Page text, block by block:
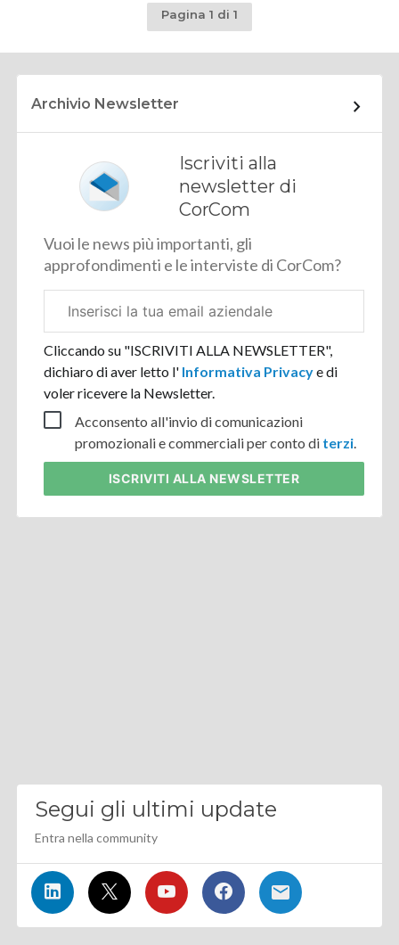
Pagina 1 di 1
Archivio Newsletter
Iscriviti alla
newsletter di
CorCom
Vuoi le news più importanti, gli
approfondimenti e le interviste di CorCom?
aziendale
Cliccando su "ISCRIVITI ALLA NEWSLETTER",
dichiaro di aver letto l' Informativa Privacye di
voler ricevere la Newsletter.
Acconsento all'invio di comunicazioni
promozionali e commerciali per conto di terzi
ISCRIVITI ALLA NEWSLETTER
Segui gli ultimi update
Entra nella community